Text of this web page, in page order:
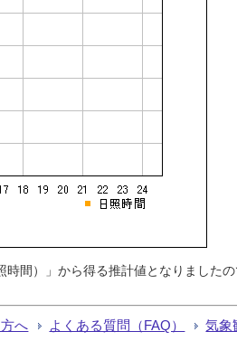
間）」から得る推計値となりました
へ よくある質問（FAQ） 気象